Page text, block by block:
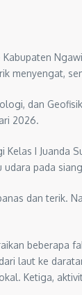
Kabupaten
menyengat,
dan
2026.
I Juanda
udara pada
dan terik.
beberapa
laut ke
Ketiga,